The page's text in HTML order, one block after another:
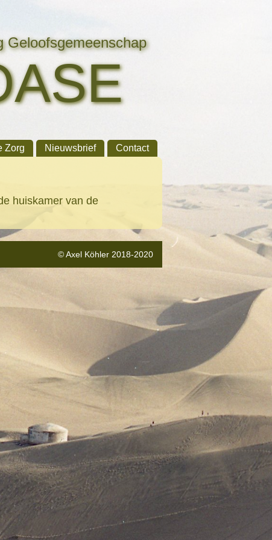
Geloofsgemeenschap
Zorg Nieuwsbrief Contact
huiskamer van de
© Axel Köhler 2018-2020